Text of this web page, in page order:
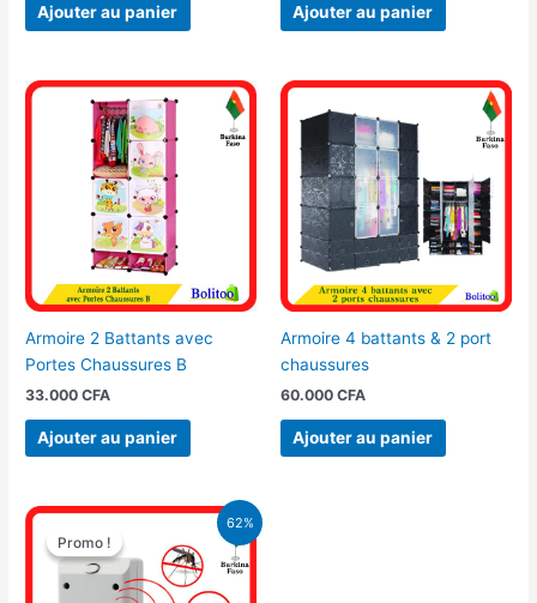
Ajouter au panier Ajouter au panier
Armoire 2 Battants avec
Portes Chaussures B
33.000CFA
Ajouter au panier
Armoire 4 battants & 2 port
chaussures
60.000 CFA
Ajouter au panier
62%
Promo !
Promo !
Le
prix
initial
était :
13.000 CFA.
Le
actuel
est :
5.000 CFA.